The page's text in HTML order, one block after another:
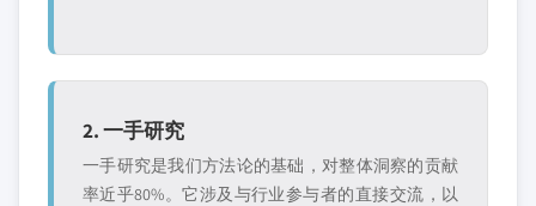
2. 一手研究
一手研究是我们方法论的基础，对整体洞察的贡献
率近乎80%。它涉及与行业参与者的直接交流，以